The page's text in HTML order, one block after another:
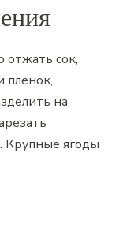
сок,
пленок,
на
Крупные ягоды